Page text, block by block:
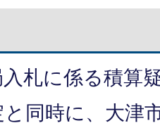
入札に係る積算
同時に、大津